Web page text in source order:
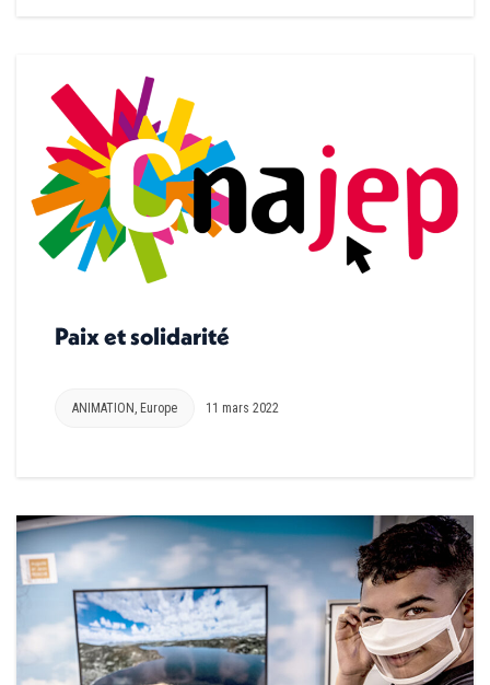
Paix et solidarité
ANIMATION , Europe 11 mars 2022